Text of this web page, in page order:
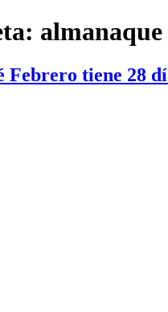
almanaque
Febrero tiene 28